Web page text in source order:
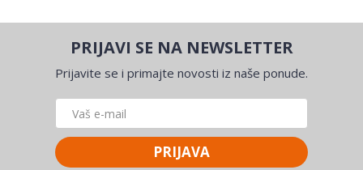
PRIJAVI SE NA NEWSLETTER
Prijavite se i primajte novosti iz naše ponude.
PRIJAVA